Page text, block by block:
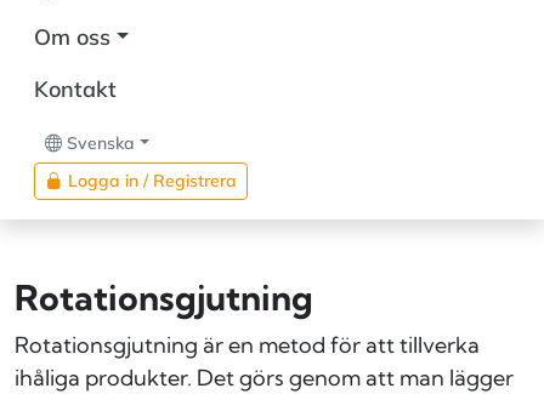
Om oss
Kontakt
Svenska
Logga in / Registrera
Rotationsgjutning
Rotationsgjutning är en metod för att tillverka
ihåliga produkter. Det görs genom att man lägger